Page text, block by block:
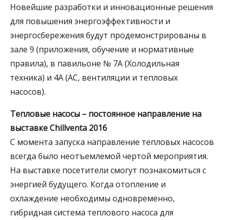
Новейшие разработки и инновационные решения
для повышения энергоэффективности и
энергосбережения будут продемонстрированы в
зале 9 (приложения, обучение и нормативные
правила), в павильоне № 7А (Холодильная
техника) и 4А (АС, вентиляции и тепловых
насосов).
Тепловые насосы – постоянное направление на
выставке Chillventa 2016
С момента запуска направление тепловых насосов
всегда было неотъемлемой чертой мероприятия.
На выставке посетители смогут познакомиться с
энергией будущего. Когда отопление и
охлаждение необходимы одновременно,
гибридная система теплового насоса для